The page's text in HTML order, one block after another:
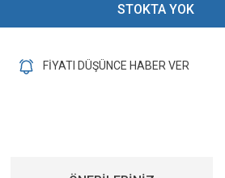
STOKTA YOK
FİYATI DÜŞÜNCE HABER VER